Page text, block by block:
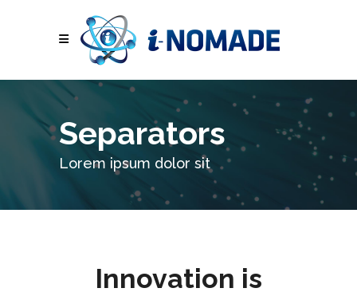
Separators
Lorem ipsum dolor sit
Innovation is